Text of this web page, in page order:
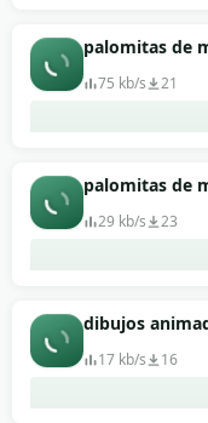
palomitas de
75 kb/s 21
palomitas de
29 kb/s 23
dibujos
17 kb/s 16